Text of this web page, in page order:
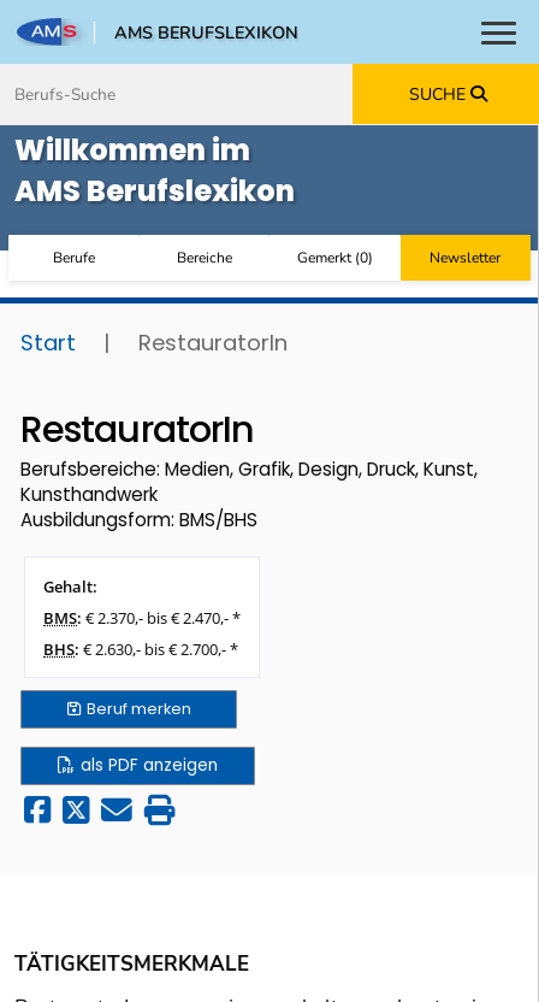
AMS BERUFSLEXIKON
SUCHE
Willkommen im
AMS Berufslexikon
Berufe Bereiche Gemerkt(0) Newsletter
Start | RestauratorIn
RestauratorIn
Berufsbereiche: Medien, Grafik, Design, Druck, Kunst,
Kunsthandwerk
Ausbildungsform: BMS/BHS
Gehalt:
BMS: € 2.370,- bis € 2.470,- *
BHS: € 2.630,- bis € 2.700,- *
Berufmerken
als PDF anzeigen
TÄTIGKEITSMERKMALE